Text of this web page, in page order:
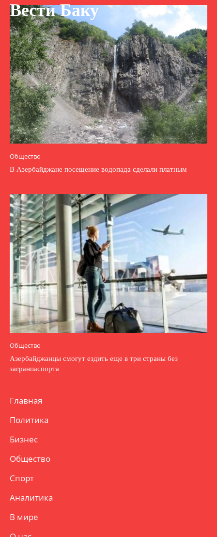
Вести Баку
Общество
В Азербайджане посещение водопада сделали платным
Общество
Азербайджанцы смогут ездить еще в три страны без
загранпаспорта
Главная
Политика
Бизнес
Общество
Спорт
Аналитика
В мире